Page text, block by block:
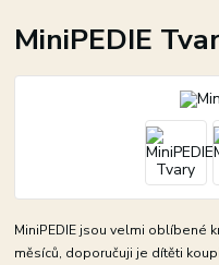
MiniPEDIE
MiniPEDIE jsou velmi oblíbené
měsíců, doporučuji je dítěti